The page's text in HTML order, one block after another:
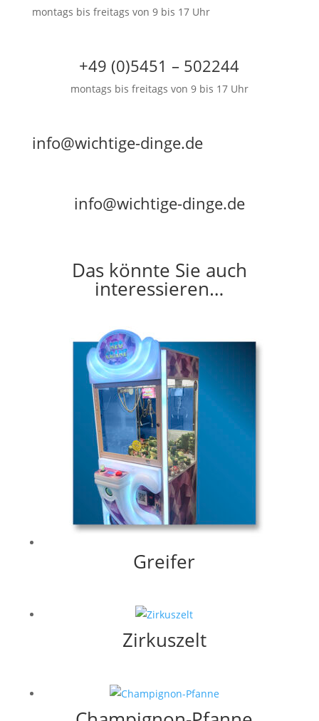
montags bis freitags von 9 bis 17 Uhr
+49 (0)5451 – 502244
montags bis freitags von 9 bis 17 Uhr
info@wichtige-dinge.de
info@wichtige-dinge.de
Das könnte Sie auch
interessieren…
Greifer
Zirkuszelt